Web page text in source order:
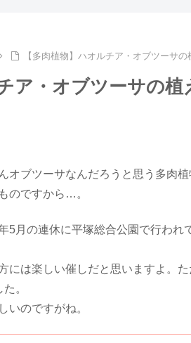
【多肉植物】ハオルチア・オブツーサの
ア・オブツーサの植
オブツーサなんだろうと思う多肉植
のですから…。
5月の連休に平塚総合公園で行わ
には楽しい催しだと思いますよ。
。
いのですがね。